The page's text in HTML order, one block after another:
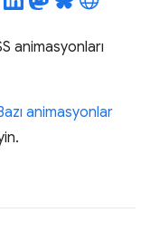
animasyonları
animasyonlar